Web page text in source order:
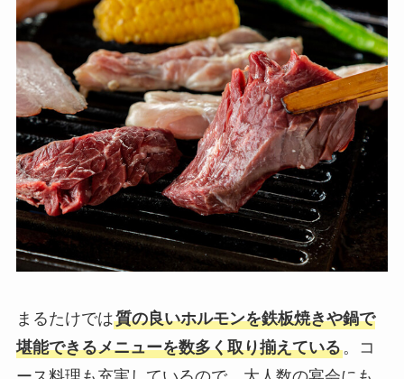
まるたけでは質の良いホルモンを鉄板焼きや鍋で
堪能できるメニューを数多く取り揃えている。コ